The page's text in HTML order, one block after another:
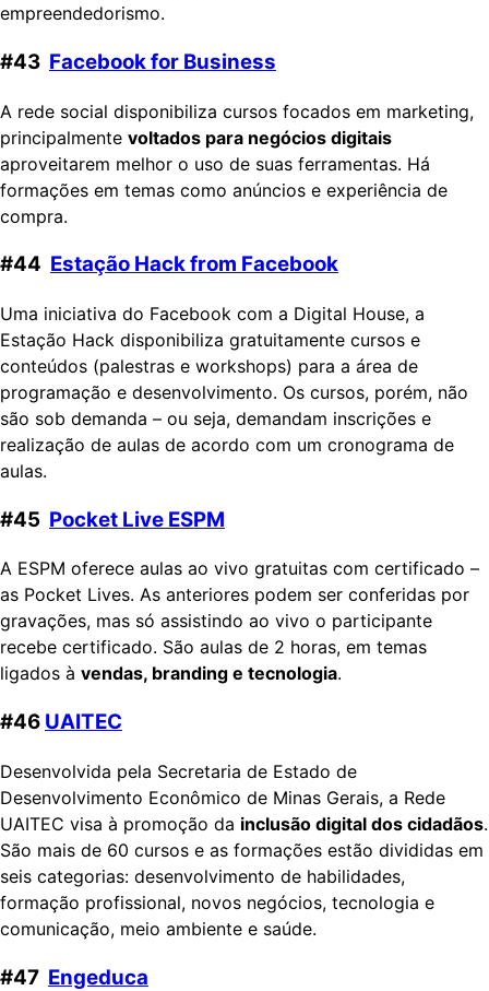
empreendedorismo.
#43 Facebook for Business
A rede social disponibiliza cursos focados em marketing,
principalmente voltados para negócios digitais
aproveitarem melhor o uso de suas ferramentas. Há
formações em temas como anúncios e experiência de
compra.
#44 Estação Hack from Facebook
Uma iniciativa do Facebook com a Digital House, a
Estação Hack disponibiliza gratuitamente cursos e
conteúdos (palestras e workshops) para a área de
programação e desenvolvimento. Os cursos, porém, não
são sob demanda – ou seja, demandam inscrições e
realização de aulas de acordo com um cronograma de
aulas.
#45 Pocket Live ESPM
A ESPM oferece aulas ao vivo gratuitas com certificado –
as Pocket Lives. As anteriores podem ser conferidas por
gravações, mas só assistindo ao vivo o participante
recebe certificado. São aulas de 2 horas, em temas
ligados à vendas, branding e tecnologia.
#46 UAITEC
Desenvolvida pela Secretaria de Estado de
Desenvolvimento Econômico de Minas Gerais, a Rede
UAITEC visa à promoção da inclusão digital dos cidadãos.
São mais de 60 cursos e as formações estão divididas em
seis categorias: desenvolvimento de habilidades,
formação profissional, novos negócios, tecnologia e
comunicação, meio ambiente e saúde.
#47 Engeduca